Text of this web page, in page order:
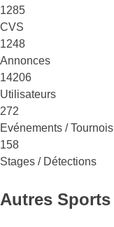
1285
CVS
1248
Annonces
14206
Utilisateurs
272
Evénements / Tournois
158
Stages / Détections
Autres Sports